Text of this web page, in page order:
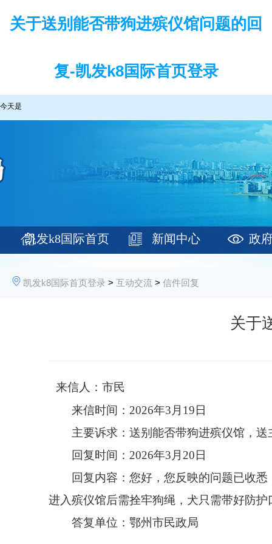
关于送别能否带狗进殡仪馆问题的回
复-凯发k8国际首页登录
今天是
凯发k8国际首页 新闻中心 政
凯发k8国际首页登录 > 互动交流 > 信件回复
关于
来信人：市民
来信时间：2026年3月19日
主要诉求：送别能否带狗进殡仪馆，送
回复时间：2026年3月20日
回复内容：您好，您反映的问题已收悉
进入殡仪馆后需拴牢狗绳，犬只需带好防
答复单位：鄂州市民政局